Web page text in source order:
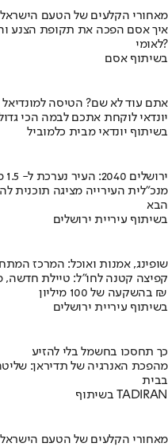
מאחורי הקלעים של הטעם
לאומי?
בשיתוף אסם
אתם עוד לא שם? הטיסה למונדיאל
יונדאי לוקחת אתכם לבמה הכי
בשיתוף יונדאי מבית כלמוביל
ירושלים 2040: העיר נערכת ל- 1.5 מליון תושבים
מנכ"לית העירייה מציגה תוכנית
הבא
בשיתוף עיריית ירושלים
שופינג, אמנות ואוכל: המרכז
קפיצה קטנה לחו"ל: טיילת חדשה,
בהשקעה של 100 מיליון ₪
בשיתוף עיריית ירושלים
כך תחסכו בחשמל בלי להזיע
מהפכת האנרגיה של תדיראן:
בבית
בשיתוף TADIRAN
מאחורי הקלעים של הטעם